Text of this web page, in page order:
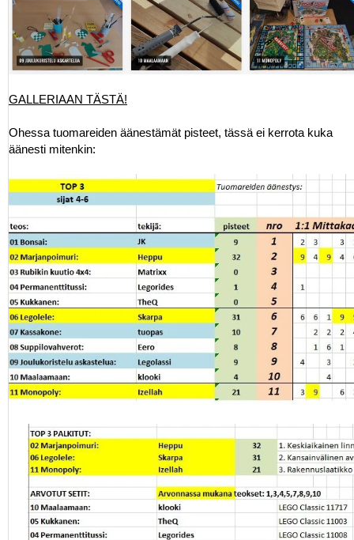
GALLERIAAN TÄSTÄ!
Ohessa tuomareiden äänestämät pisteet, tässä ei kerrota kuka
äänesti mitenkin: